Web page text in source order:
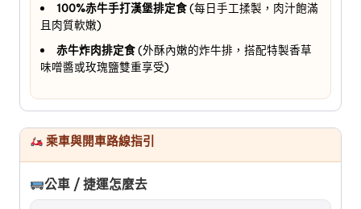
100%赤牛手打漢堡排定食(每日手工揉製，肉汁飽滿
且肉質軟嫩)
赤牛炸肉排定食(外酥內嫩的炸牛排，搭配特製香草
味噌醬或玫瑰鹽雙重享受)
乘車與開車路線指引
公車 / 捷運怎麼去